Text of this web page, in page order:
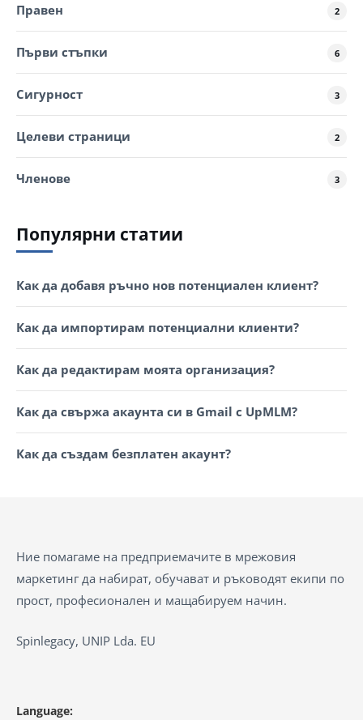
Правен 2
Първи стъпки 6
Сигурност 3
Целеви страници 2
Членове 3
Популярни статии
Как да добавя ръчно нов потенциален клиент?
Как да импортирам потенциални клиенти?
Как да редактирам моята организация?
Как да свържа акаунта си в Gmail с UpMLM?
Как да създам безплатен акаунт?
Ние помагаме на предприемачите в мрежовия
маркетинг да набират, обучават и ръководят екипи по
прост, професионален и мащабируем начин.
Spinlegacy, UNIP Lda. EU
Language: